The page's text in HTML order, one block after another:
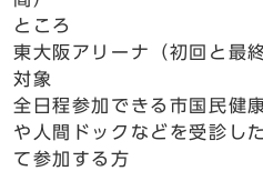
ところ
東大阪アリーナ（初回と最
対象
全日程参加できる市国民健
や人間ドックなどを受診し
て参加する方